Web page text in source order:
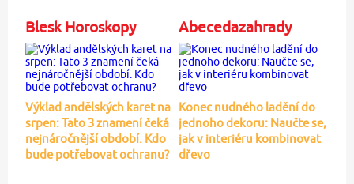
Blesk Horoskopy
Výklad andělských karet na
srpen: Tato 3 znamení čeká
nejnáročnější období. Kdo
bude potřebovat ochranu?
Abecedazahrady
Konec nudného ladění do
jednoho dekoru: Naučte se,
jak v interiéru kombinovat
dřevo